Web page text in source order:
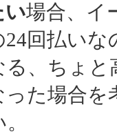
い場合、イ
24回払いな
る、ちょ
た場合